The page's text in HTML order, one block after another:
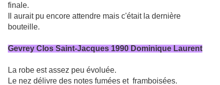
finale.
Il aurait pu encore attendre mais c'était la dernière
bouteille.
Gevrey Clos Saint-Jacques 1990 Dominique Laurent
La robe est assez peu évoluée.
Le nez délivre des notes fumées et framboisées.